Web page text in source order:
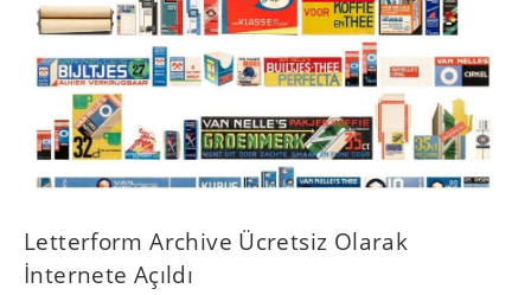
Letterform Archive Ücretsiz Olarak
İnternete Açıldı